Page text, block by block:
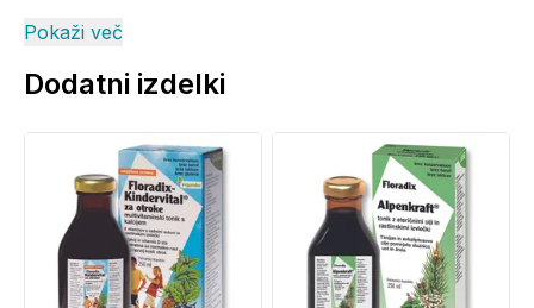
40 ml tonika vsebuje:
vitamin D
kalcij 206 mg 26 %
magnezij 248 mg 66 %
4,68 mg 47 %
Energijska vrednost:
Pokaži več
Dodatni izdelki